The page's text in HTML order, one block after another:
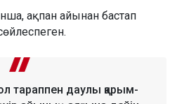
ақпан айынан бастап
тараппен даулы қарым-